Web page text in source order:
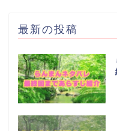
最新の投稿